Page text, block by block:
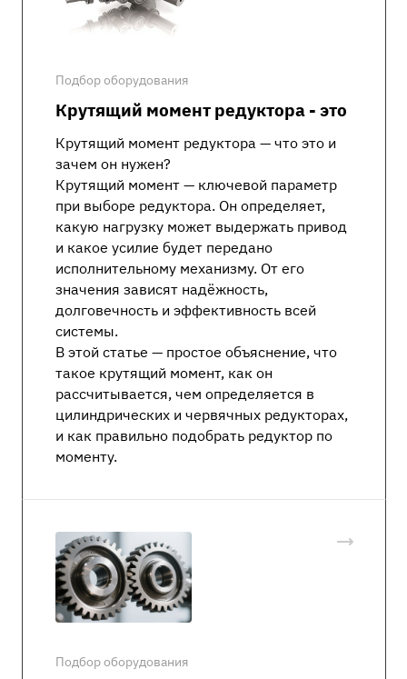
Подбор оборудования
Крутящий момент редуктора - это
Крутящий момент редуктора — что это и
зачем он нужен?
Крутящий момент — ключевой параметр
при выборе редуктора. Он определяет,
какую нагрузку может выдержать привод
и какое усилие будет передано
исполнительному механизму. От его
значения зависят надёжность,
долговечность и эффективность всей
системы.
В этой статье — простое объяснение, что
такое крутящий момент, как он
рассчитывается, чем определяется в
цилиндрических и червячных редукторах,
и как правильно подобрать редуктор по
моменту.
Подбор оборудования